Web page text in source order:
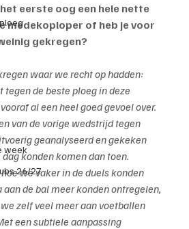
week
26/27
eerste oog een hele nette
medekoploper of heb je voor
gekregen?
waar we recht op hadden:
tegen de beste ploeg in deze
al een heel goed gevoel over.
van de vorige wedstrijd tegen
geanalyseerd en gekeken
konden komen dan toen.
we vaker in de duels konden
aan de bal meer konden ontregelen,
zelf veel meer aan voetballen
een subtiele aanpassing